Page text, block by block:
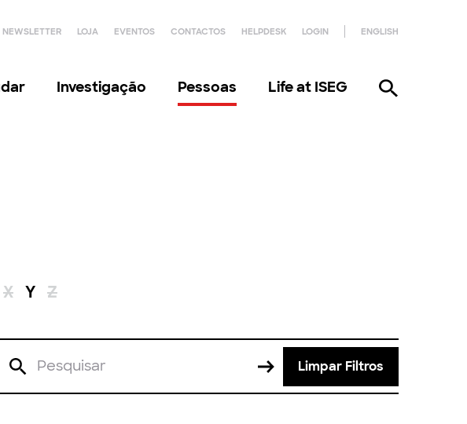
NEWSLETTER LOJA EVENTOS CONTACTOS HELPDESK LOGIN ENGLISH
Investigação Pessoas Life at ISEG
X Y Z
Limpar Filtros